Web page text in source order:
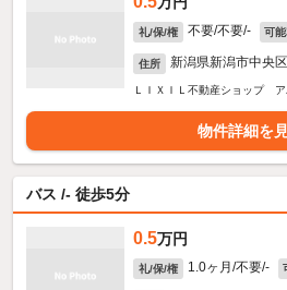
礼/保/権 不要/不要/- 可
住所 新潟県新潟市中央
ＬＩＸＩＬ不動産ショップ ア
物件詳細を
バス /- 徒歩5分
0.5万円
礼/保/権 1.0ヶ月/不要/-